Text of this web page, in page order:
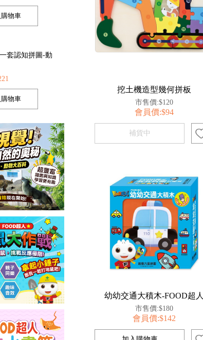
套認知拼圖-動
挖土機造型幾何拼板
市售價:$120
會員價:$94
幼幼交通大積木-FOOD超人
市售價:$180
會員價:$142